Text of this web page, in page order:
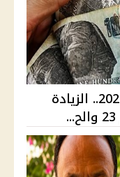
موعد صرف مرتبات أغسطس 2026.. الزيادة